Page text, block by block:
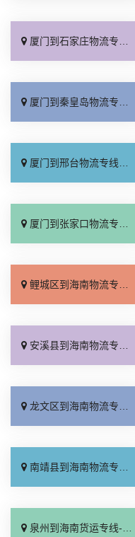
厦门到石家庄物流专线_准时准点「多少公里」
厦门到秦皇岛物流专线_高效运输「运保时效」
厦门到邢台物流专线_专业靠谱「上门提货」
厦门到张家口物流专线_全境派送「多久能到」
鲤城区到海南物流专线_市县闪送「不随意加价」
安溪县到海南物流专线_运价行情「高速快运」
龙文区到海南物流专线_合同承运「全境配送」
南靖县到海南物流专线_几天到达「收费标准」
泉州到海南货运专线-泉州到海南物流公司_急你所需「不随意加价」